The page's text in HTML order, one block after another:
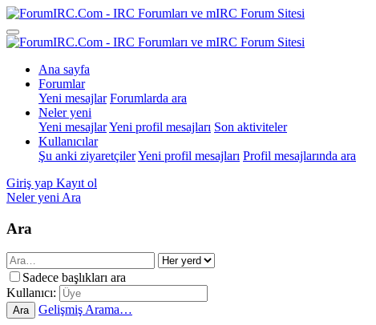
Ana sayfa
Forumlar
Yeni mesajlar Forumlarda ara
Neler yeni
Yeni mesajlarYeni profil mesajları Son aktiviteler
Kullanıcılar
Şu anki ziyaretçilerYeni profil mesajları Profil mesajlarında ara
Giriş yap Kayıt ol
Neler yeni Ara
Ara
Sadece başlıkları ara
Kullanıcı:
Ara Gelişmiş Arama…